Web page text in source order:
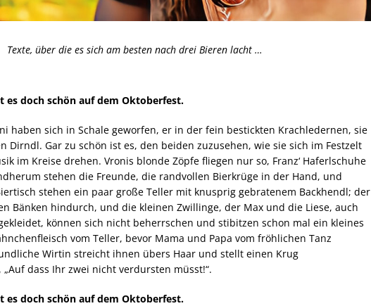
Texte, über die es sich am besten nach drei Bieren lacht …
es doch schön auf dem Oktoberfest.
haben sich in Schale geworfen, er in der fein bestickten Krachledernen, sie
Dirndl. Gar zu schön ist es, den beiden zuzusehen, wie sie sich im Festzelt
im Kreise drehen. Vronis blonde Zöpfe fliegen nur so, Franz‘ Haferlschuhe
stehen die Freunde, die randvollen Bierkrüge in der Hand, und
stehen ein paar große Teller mit knusprig gebratenem Backhendl; der
Bänken hindurch, und die kleinen Zwillinge, der Max und die Liese, auch
können sich nicht beherrschen und stibitzen schon mal ein kleines
vom Teller, bevor Mama und Papa vom fröhlichen Tanz
Wirtin streicht ihnen übers Haar und stellt einen Krug
dass Ihr zwei nicht verdursten müsst!“.
es doch schön auf dem Oktoberfest.